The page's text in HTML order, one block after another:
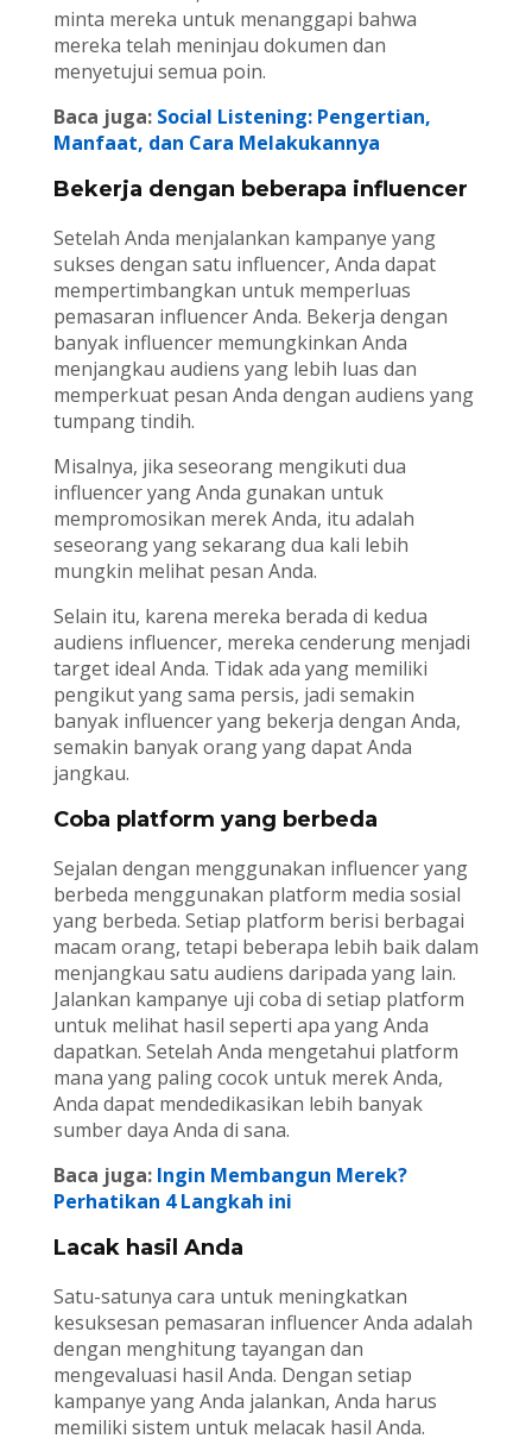
minta mereka untuk menanggapi bahwa
mereka telah meninjau dokumen dan
menyetujui semua poin.
Baca juga: Social Listening: Pengertian,
Manfaat, dan Cara Melakukannya
Bekerja dengan beberapa influencer
Setelah Anda menjalankan kampanye yang
sukses dengan satu influencer, Anda dapat
mempertimbangkan untuk memperluas
pemasaran influencer Anda. Bekerja dengan
banyak influencer memungkinkan Anda
menjangkau audiens yang lebih luas dan
memperkuat pesan Anda dengan audiens yang
tumpang tindih.
Misalnya, jika seseorang mengikuti dua
influencer yang Anda gunakan untuk
mempromosikan merek Anda, itu adalah
seseorang yang sekarang dua kali lebih
mungkin melihat pesan Anda.
Selain itu, karena mereka berada di kedua
audiens influencer, mereka cenderung menjadi
target ideal Anda. Tidak ada yang memiliki
pengikut yang sama persis, jadi semakin
banyak influencer yang bekerja dengan Anda,
semakin banyak orang yang dapat Anda
jangkau.
Coba platform yang berbeda
Sejalan dengan menggunakan influencer yang
berbeda menggunakan platform media sosial
yang berbeda. Setiap platform berisi berbagai
macam orang, tetapi beberapa lebih baik dalam
menjangkau satu audiens daripada yang lain.
Jalankan kampanye uji coba di setiap platform
untuk melihat hasil seperti apa yang Anda
dapatkan. Setelah Anda mengetahui platform
mana yang paling cocok untuk merek Anda,
Anda dapat mendedikasikan lebih banyak
sumber daya Anda di sana.
Baca juga: Ingin Membangun Merek?
Perhatikan 4 Langkah ini
Lacak hasil Anda
Satu-satunya cara untuk meningkatkan
kesuksesan pemasaran influencer Anda adalah
dengan menghitung tayangan dan
mengevaluasi hasil Anda. Dengan setiap
kampanye yang Anda jalankan, Anda harus
memiliki sistem untuk melacak hasil Anda.